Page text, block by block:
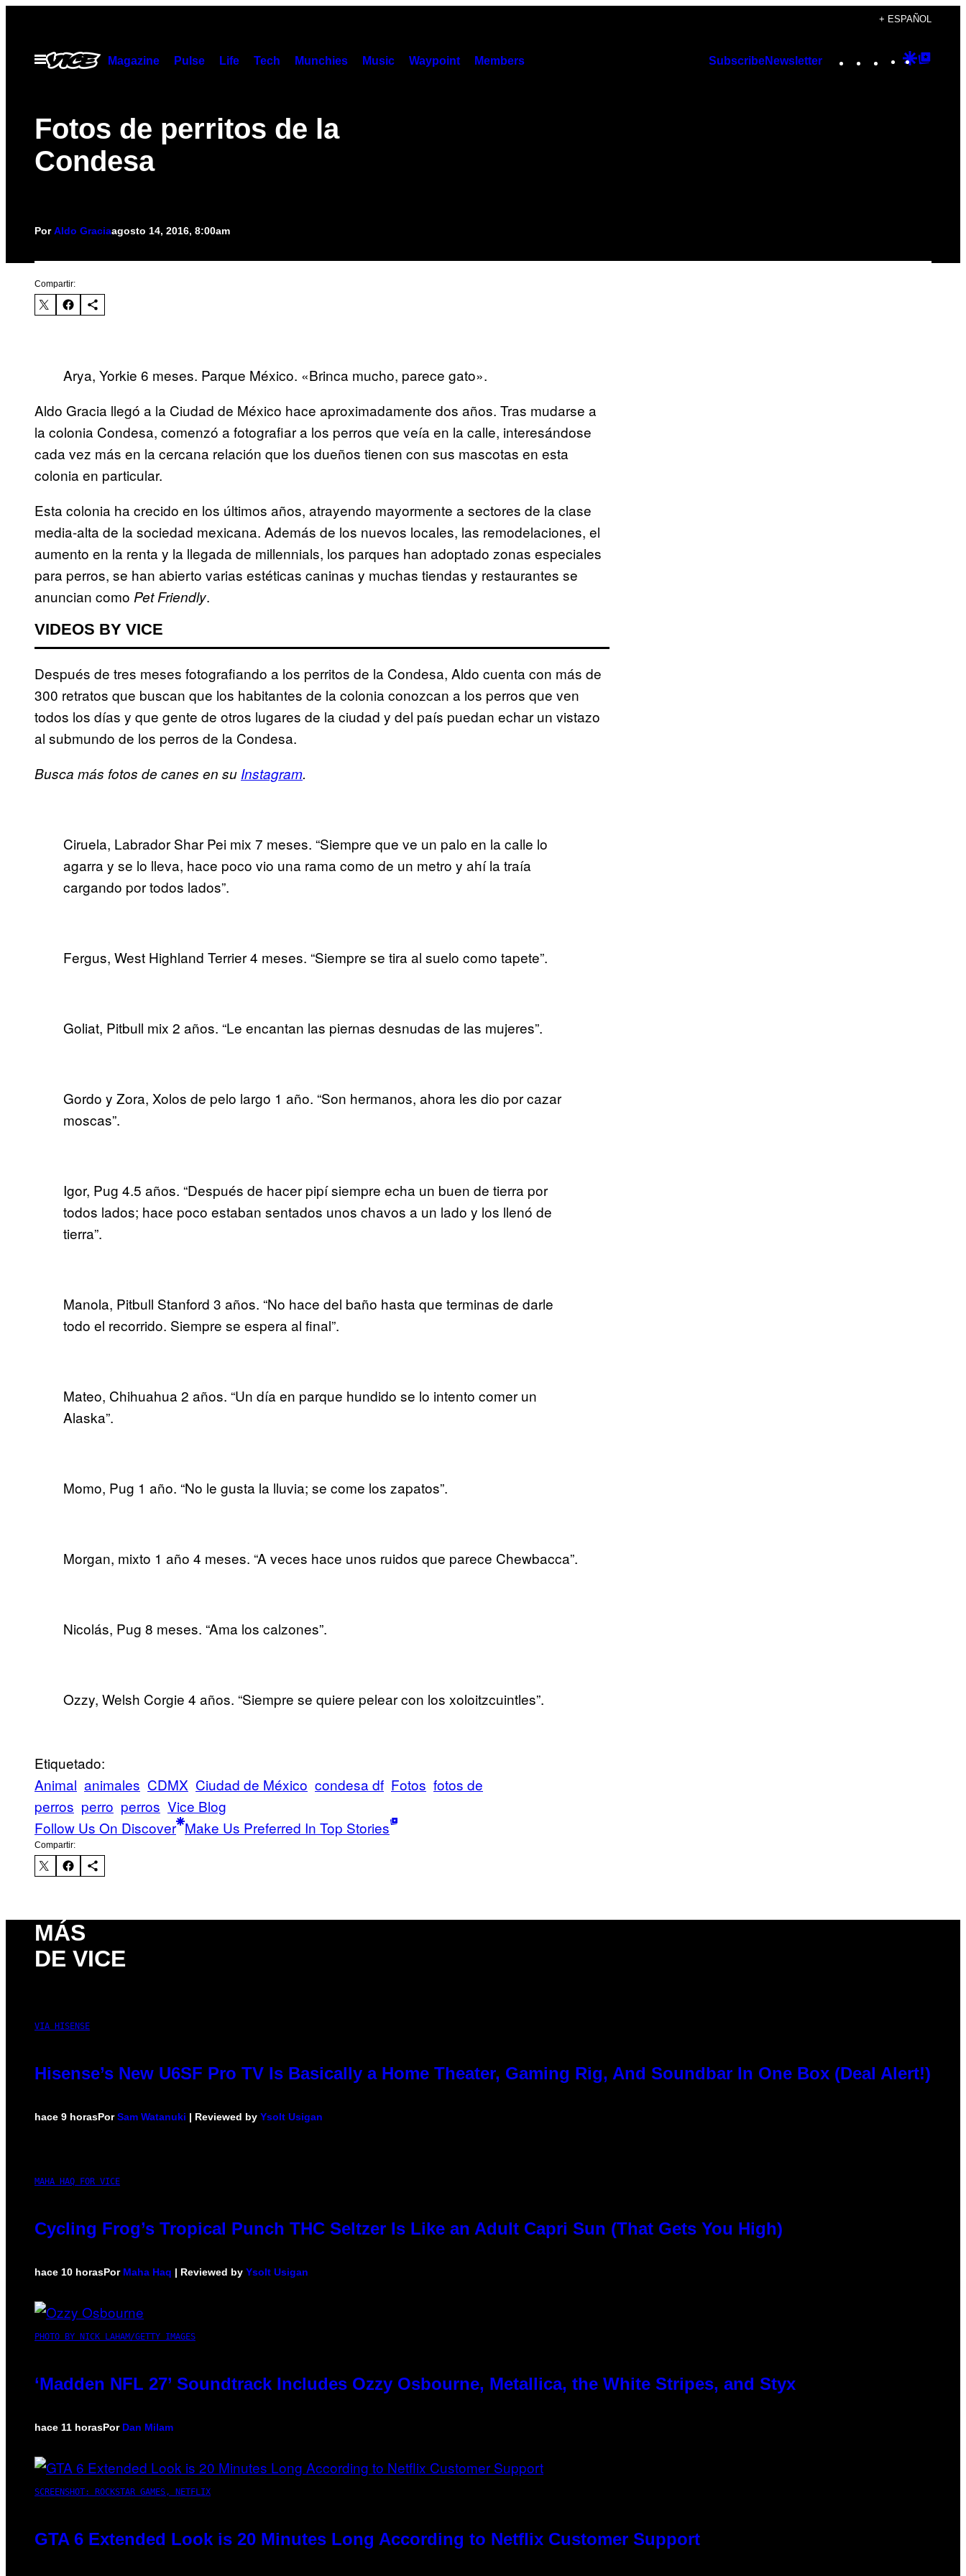
contenido
+ ESPAÑOL
Abrir
Menú
Magazine Pulse Life Tech Munchies Music Waypoint Members SubscribeNewsletter Instagram
TikTok
YouTube
Google
Fotos de perritos de la
Condesa
PorAldo Graciaagosto 14, 2016, 8:00am
Compartir:
Arya, Yorkie 6 meses. Parque México. «Brinca mucho, parece gato».
Aldo Gracia llegó a la Ciudad de México hace aproximadamente dos años. Tras mudarse a
la colonia Condesa, comenzó a fotografiar a los perros que veía en la calle, interesándose
cada vez más en la cercana relación que los dueños tienen con sus mascotas en esta
colonia en particular.
Esta colonia ha crecido en los últimos años, atrayendo mayormente a sectores de la clase
media-alta de la sociedad mexicana. Además de los nuevos locales, las remodelaciones, el
aumento en la renta y la llegada de millennials, los parques han adoptado zonas especiales
para perros, se han abierto varias estéticas caninas y muchas tiendas y restaurantes se
anuncian como Pet Friendly.
VIDEOS BY VICE
Después de tres meses fotografiando a los perritos de la Condesa, Aldo cuenta con más de
300 retratos que buscan que los habitantes de la colonia conozcan a los perros que ven
todos los días y que gente de otros lugares de la ciudad y del país puedan echar un vistazo
al submundo de los perros de la Condesa.
Busca más fotos de canes en su Instagram.
Ciruela, Labrador Shar Pei mix 7 meses. “Siempre que ve un palo en la calle lo
agarra y se lo lleva, hace poco vio una rama como de un metro y ahí la traía
cargando por todos lados”.
Fergus, West Highland Terrier 4 meses. “Siempre se tira al suelo como tapete”.
Goliat, Pitbull mix 2 años. “Le encantan las piernas desnudas de las mujeres”.
Gordo y Zora, Xolos de pelo largo 1 año. “Son hermanos, ahora les dio por cazar
moscas”.
Igor, Pug 4.5 años. “Después de hacer pipí siempre echa un buen de tierra por
todos lados; hace poco estaban sentados unos chavos a un lado y los llenó de
tierra”.
Manola, Pitbull Stanford 3 años. “No hace del baño hasta que terminas de darle
todo el recorrido. Siempre se espera al final”.
Mateo, Chihuahua 2 años. “Un día en parque hundido se lo intento comer un
Alaska”.
Momo, Pug 1 año. “No le gusta la lluvia; se come los zapatos”.
Morgan, mixto 1 año 4 meses. “A veces hace unos ruidos que parece Chewbacca”.
Nicolás, Pug 8 meses. “Ama los calzones”.
Ozzy, Welsh Corgie 4 años. “Siempre se quiere pelear con los xoloitzcuintles”.
Etiquetado:
Animal animales CDMX Ciudad de México condesa df Fotos fotos de
perros perro perros Vice Blog
Follow Us On Discover Make Us Preferred In Top Stories
Compartir:
MÁS
DE VICE
VIA HISENSE
Hisense’s New U6SF Pro TV Is Basically a Home Theater, Gaming Rig, And Soundbar In One Box (Deal Alert!)
hace 9 horasPorSam Watanuki | Reviewed by Ysolt Usigan
MAHA HAQ FOR VICE
Cycling Frog’s Tropical Punch THC Seltzer Is Like an Adult Capri Sun (That Gets You High)
hace 10 horasPor Maha Haq | Reviewed by Ysolt Usigan
PHOTO BY NICK LAHAM/GETTY IMAGES
‘Madden NFL 27’ Soundtrack Includes Ozzy Osbourne, Metallica, the White Stripes, and Styx
hace 11 horasPor Dan Milam
SCREENSHOT: ROCKSTAR GAMES, NETFLIX
GTA 6 Extended Look is 20 Minutes Long According to Netflix Customer Support